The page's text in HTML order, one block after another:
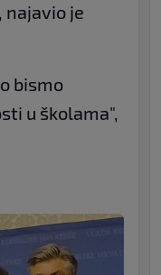
najavio je
bismo
u školama",